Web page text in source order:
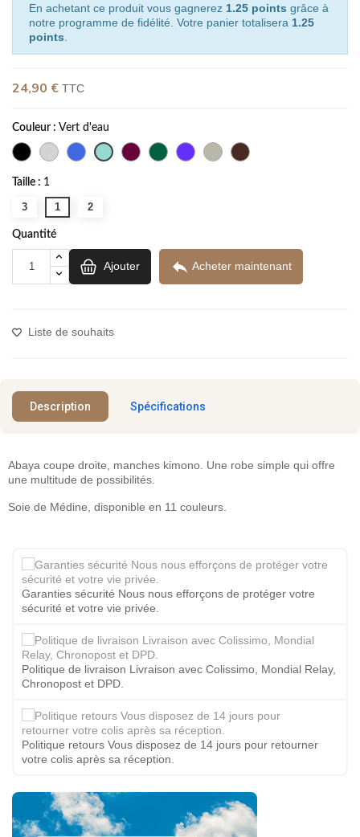
En achetant ce produit vous gagnerez 1.25 points grâce à
notre programme de fidélité. Votre panier totalisera 1.25
points
24,90 € TTC
Couleur : Vert d'eau
Taille : 1
3 1 2
Quantité
Ajouter  Acheter maintenant
Liste de souhaits
Description Spécifications
Abaya coupe droite, manches kimono. Une robe simple qui offre
une multitude de possibilités.
Soie de Médine, disponible en 11 couleurs.
Garanties sécurité Nous nous efforçons de protéger votre
sécurité et votre vie privée.
Politique de livraison Livraison avec Colissimo, Mondial Relay,
Chronopost et DPD.
Politique retours Vous disposez de 14 jours pour retourner
votre colis après sa réception.